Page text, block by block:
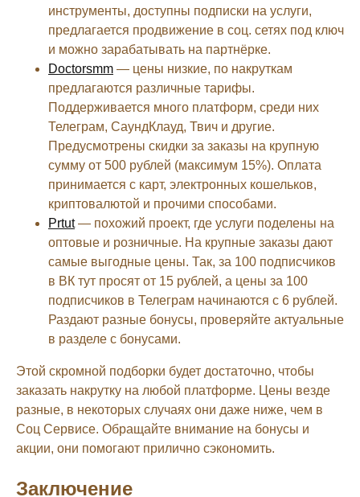
инструменты, доступны подписки на услуги,
предлагается продвижение в соц. сетях под ключ
и можно зарабатывать на партнёрке.
Doctorsmm — цены низкие, по накруткам
предлагаются различные тарифы.
Поддерживается много платформ, среди них
Телеграм, СаундКлауд, Твич и другие.
Предусмотрены скидки за заказы на крупную
сумму от 500 рублей (максимум 15%). Оплата
принимается с карт, электронных кошельков,
криптовалютой и прочими способами.
Prtut— похожий проект, где услуги поделены на
оптовые и розничные. На крупные заказы дают
самые выгодные цены. Так, за 100 подписчиков
в ВК тут просят от 15 рублей, а цены за 100
подписчиков в Телеграм начинаются с 6 рублей.
Раздают разные бонусы, проверяйте актуальные
в разделе с бонусами.
Этой скромной подборки будет достаточно, чтобы
заказать накрутку на любой платформе. Цены везде
разные, в некоторых случаях они даже ниже, чем в
Соц Сервисе. Обращайте внимание на бонусы и
акции, они помогают прилично сэкономить.
Заключение